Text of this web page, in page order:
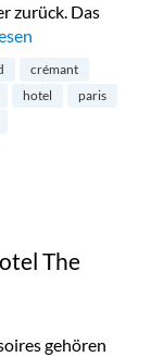
zurück. Das
Hotel Terminus
crémant
hotel
paris
The
gehören